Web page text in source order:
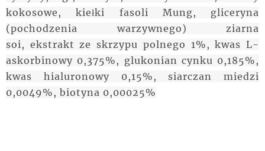
kokosowe, kiełki fasoli Mung, gliceryna
(pochodzenia warzywnego) ziarna
soi, ekstrakt ze skrzypu polnego 1%, kwas L-
askorbinowy 0,375%, glukonian cynku 0,185%,
kwas hialuronowy 0,15%, siarczan miedzi
0,0049%, biotyna 0,00025%